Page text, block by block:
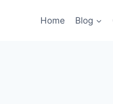
Home Blog